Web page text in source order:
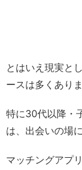
とはいえ現実と
ースは多くありま
特に30代以降・
は、出会いの場
マッチングアプ